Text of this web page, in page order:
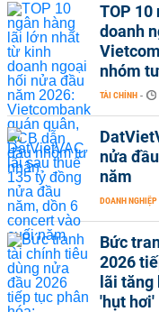
TOP
doanh
nhóm
TÀI CHÍNH -
nửa
năm
DOANH NGHIỆP
Bức
2026
lãi tăng
'hụt hơi'